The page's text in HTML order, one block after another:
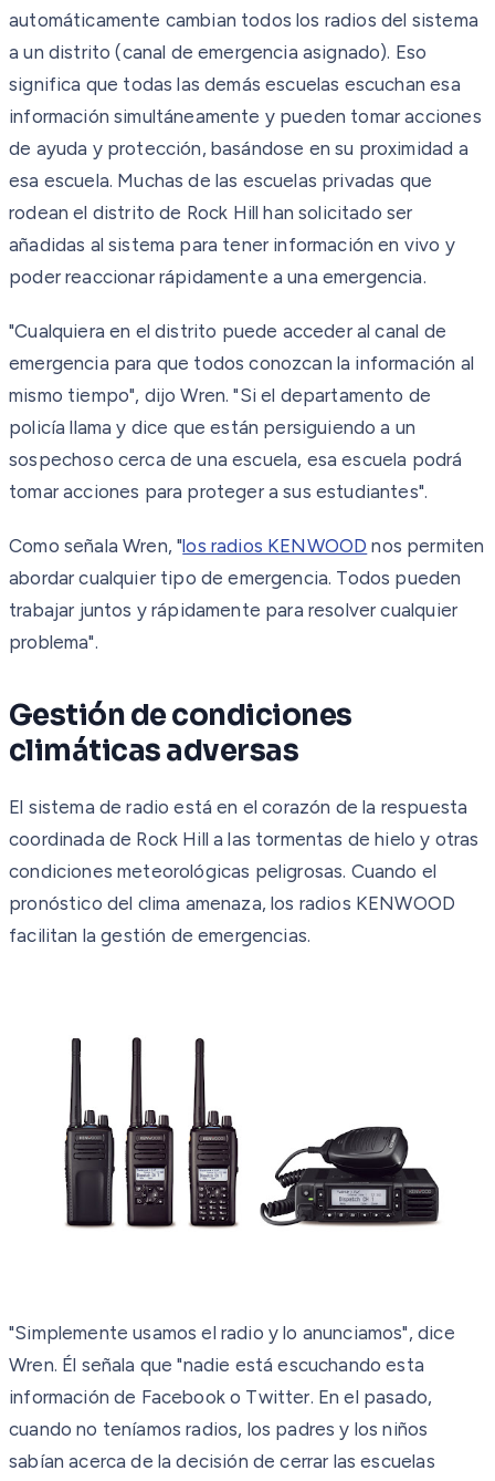
automáticamente cambian todos los radios del sistema
a un distrito (canal de emergencia asignado). Eso
significa que todas las demás escuelas escuchan esa
información simultáneamente y pueden tomar acciones
de ayuda y protección, basándose en su proximidad a
esa escuela. Muchas de las escuelas privadas que
rodean el distrito de Rock Hill han solicitado ser
añadidas al sistema para tener información en vivo y
poder reaccionar rápidamente a una emergencia.
"Cualquiera en el distrito puede acceder al canal de
emergencia para que todos conozcan la información al
mismo tiempo", dijo Wren. "Si el departamento de
policía llama y dice que están persiguiendo a un
sospechoso cerca de una escuela, esa escuela podrá
tomar acciones para proteger a sus estudiantes".
Como señala Wren, "los radios KENWOOD nos permiten
abordar cualquier tipo de emergencia. Todos pueden
trabajar juntos y rápidamente para resolver cualquier
problema".
Gestión de condiciones
climáticas adversas
El sistema de radio está en el corazón de la respuesta
coordinada de Rock Hill a las tormentas de hielo y otras
condiciones meteorológicas peligrosas. Cuando el
pronóstico del clima amenaza, los radios KENWOOD
facilitan la gestión de emergencias.
"Simplemente usamos el radio y lo anunciamos", dice
Wren. Él señala que "nadie está escuchando esta
información de Facebook o Twitter. En el pasado,
cuando no teníamos radios, los padres y los niños
sabían acerca de la decisión de cerrar las escuelas